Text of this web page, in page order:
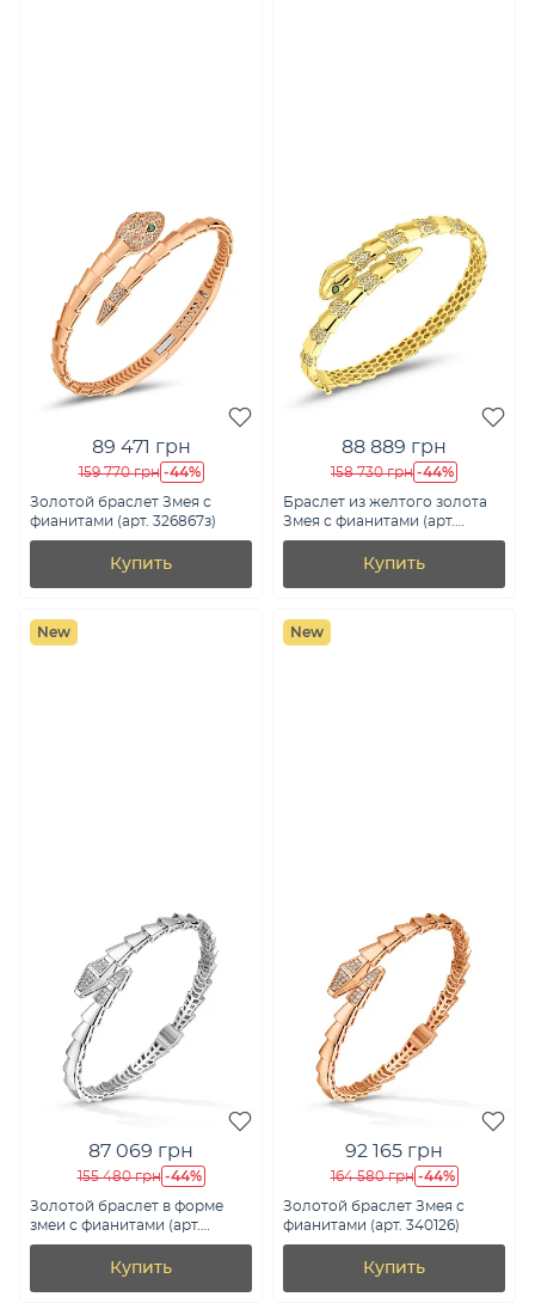
89 471 грн
159 770 грн -44%
Золотой браслет Змея с
фианитами (арт. 326867з)
Купить
88 889 грн
158 730 грн -44%
Браслет из желтого золота
Змея с фианитами (арт.
326890жз)
Купить
New
87 069 грн
155 480 грн -44%
Золотой браслет в форме
змеи с фианитами (арт.
340126б)
Купить
New
92 165 грн
164 580 грн -44%
Золотой браслет Змея с
фианитами (арт. 340126)
Купить